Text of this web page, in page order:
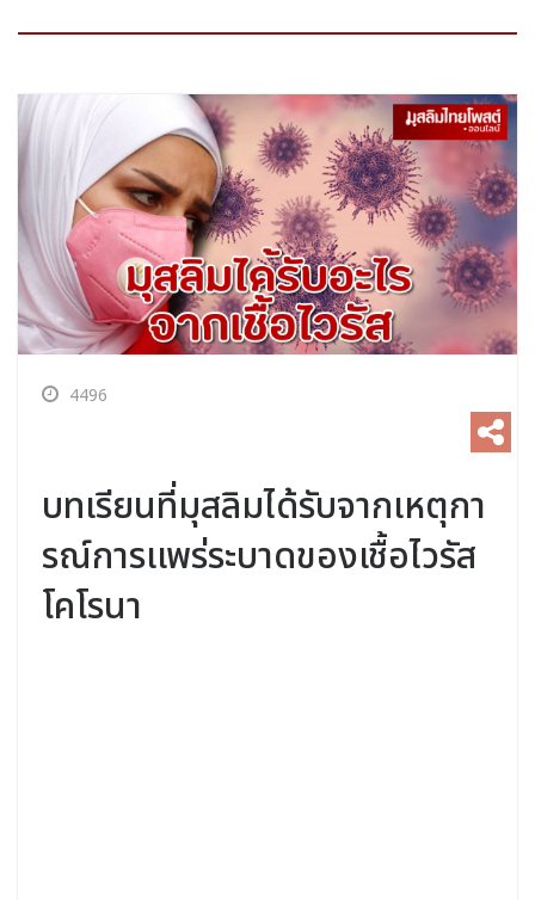
4496
บทเรียนที่มุสลิมได้รับจากเหตุกา
รณ์การเเพร่ระบาดของเชื้อไวรัส
โคโรนา